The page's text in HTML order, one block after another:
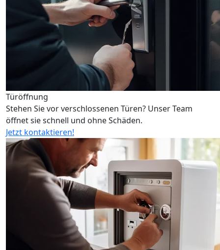
Türöffnung
Stehen Sie vor verschlossenen Türen? Unser Team
öffnet sie schnell und ohne Schäden.
Jetzt kontaktieren!